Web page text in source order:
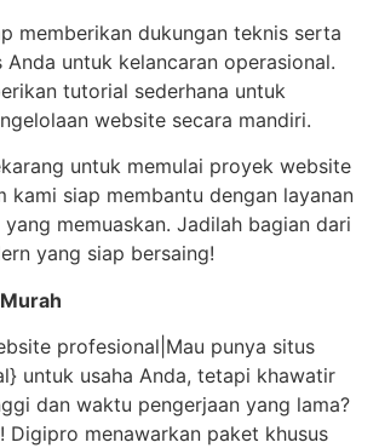
memberikan dukungan teknis serta
Anda untuk kelancaran operasional.
tutorial sederhana untuk
website secara mandiri.
untuk memulai proyek website
kami siap membantu dengan layanan
memuaskan. Jadilah bagian dari
yang siap bersaing!
profesional|Mau punya situs
untuk usaha Anda, tetapi khawatir
dan waktu pengerjaan yang lama?
Digipro menawarkan paket khusus